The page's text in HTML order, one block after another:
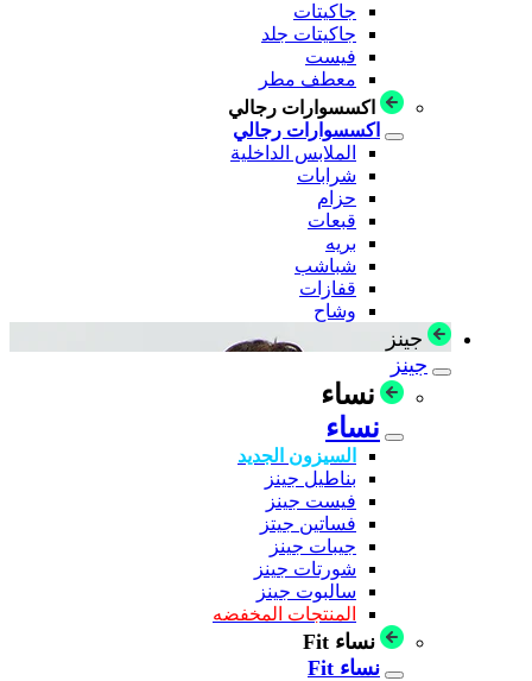
جاكيتات
جاكيتات جلد
فيست
معطف مطر
اكسسوارات رجالي
اكسسوارات رجالي
الملابس الداخلية
شرابات
حزام
قبعات
بريه
شباشب
قفازات
وشاح
جينز
جينز
نساء
نساء
السيزون الجديد
بناطيل جينز
فيست جينز
فساتين جيتز
جيبات جينز
شورتات جينز
سالبوت جينز
المنتجات المخفضه
نساء Fit
نساء Fit